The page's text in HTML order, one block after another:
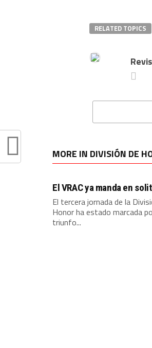
RELATED TOPICS
MORE IN DIVISIÓN DE
El VRAC ya manda en
El tercera jornada de la
Honor ha estado marcada
triunfo...